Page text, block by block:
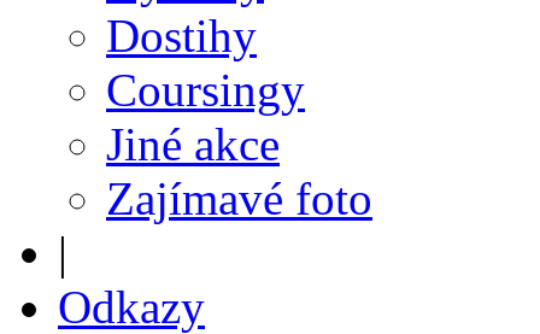
Dostihy
Coursingy
Jiné akce
Zajímavé foto
|
Odkazy